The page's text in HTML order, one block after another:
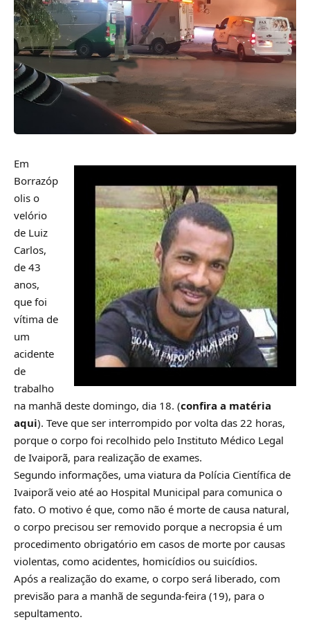
Em
Borrazóp
olis o
velório
de Luiz
Carlos,
de 43
anos,
que foi
vítima de
um
acidente
de
trabalho
na manhã deste domingo, dia 18. (confira a matéria
aqui). Teve que ser interrompido por volta das 22 horas,
porque o corpo foi recolhido pelo Instituto Médico Legal
de Ivaiporã, para realização de exames.
Segundo informações, uma viatura da Polícia Científica de
Ivaiporã veio até ao Hospital Municipal para comunica o
fato. O motivo é que, como não é morte de causa natural,
o corpo precisou ser removido porque a necropsia é um
procedimento obrigatório em casos de morte por causas
violentas, como acidentes, homicídios ou suicídios.
Após a realização do exame, o corpo será liberado, com
previsão para a manhã de segunda-feira (19), para o
sepultamento.